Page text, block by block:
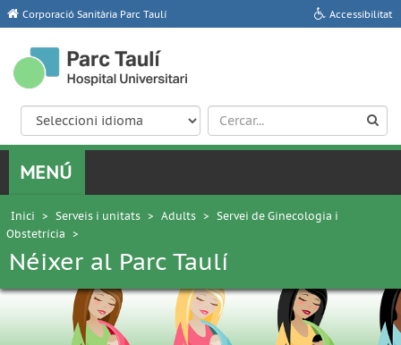
Corporació Sanitària Parc Taulí Accessibilitat
Inici > Serveis i unitats > Adults > Servei de Ginecologia i
Obstetrícia >
Néixer al Parc Taulí